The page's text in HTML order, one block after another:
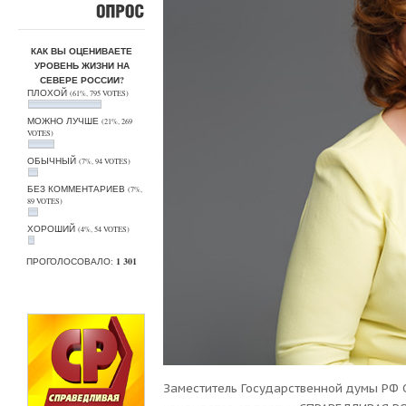
КАК ВЫ ОЦЕНИВАЕТЕ
УРОВЕНЬ ЖИЗНИ НА
СЕВЕРЕ РОССИИ?
ПЛОХОЙ (61%, 795 VOTES)
МОЖНО ЛУЧШЕ (21%, 269
VOTES)
ОБЫЧНЫЙ (7%, 94 VOTES)
БЕЗ КОММЕНТАРИЕВ (7%,
89 VOTES)
ХОРОШИЙ (4%, 54 VOTES)
ПРОГОЛОСОВАЛО: 1 301
Заместитель Государственной думы